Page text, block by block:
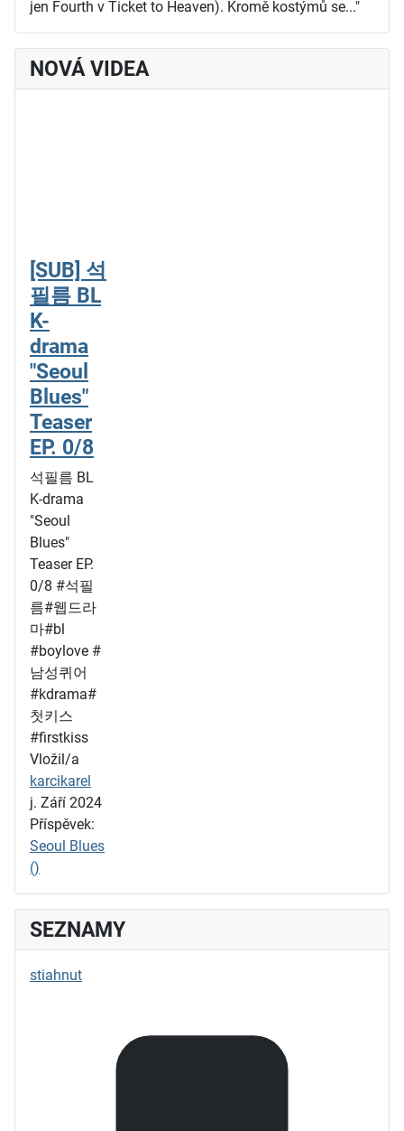
jen Fourth v Ticket to Heaven). Kromě kostýmů se..."
NOVÁ VIDEA
[SUB] 석
필름 BL
K-
drama
"Seoul
Blues"
Teaser
EP. 0/8
석필름 BL
K-drama
"Seoul
Blues"
Teaser EP.
0/8 #석필
름#웹드라
마#bl
#boylove #
남성퀴어
#kdrama#
첫키스
#firstkiss
Vložil/a
karcikarel
j. Září 2024
Příspěvek:
Seoul Blues
()
SEZNAMY
stiahnut